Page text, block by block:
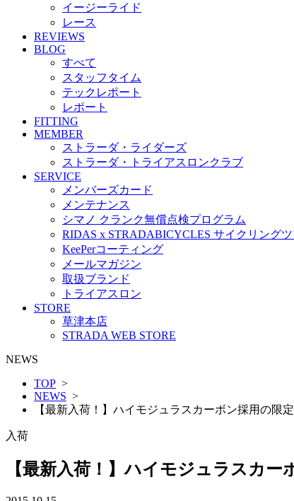
イージーライド
レース
REVIEWS
BLOG
すべて
スタッフタイム
テックレポート
レポート
FITTING
MEMBER
ストラーダ・ライダーズ
ストラーダ・トライアスロンクラブ
SERVICE
メンバーズカード
メンテナンス
シマノ クランク無償点検プログラム
RIDAS x STRADABICYCLES サイクリング
KeePerコーティング
メールマガジン
取扱ブランド
トライアスロン
STORE
草津本店
STRADA WEB STORE
NEWS
TOP >
NEWS >
【最新入荷！】ハイモジュラスカーボン採用の限
入荷
【最新入荷！】ハイモジュラスカー